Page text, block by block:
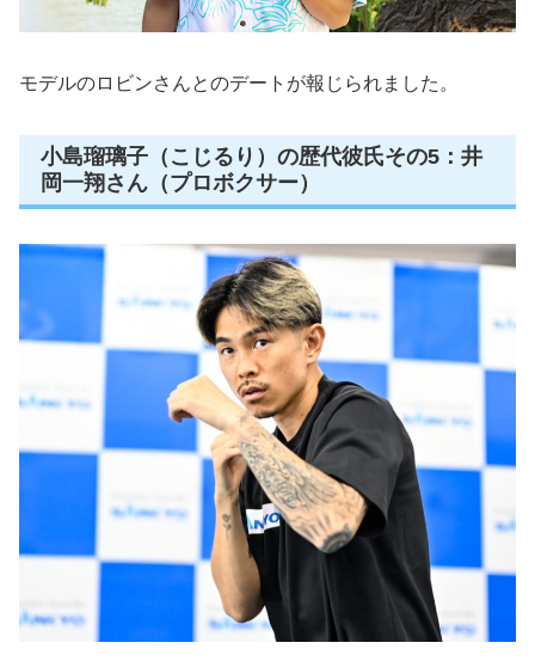
モデルのロビンさんとのデートが報じられました。
小島瑠璃子（こじるり）の歴代彼氏その5：井
岡一翔さん（プロボクサー）